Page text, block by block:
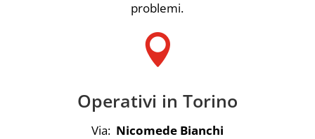
problemi.

Operativi in Torino
Via: Nicomede Bianchi